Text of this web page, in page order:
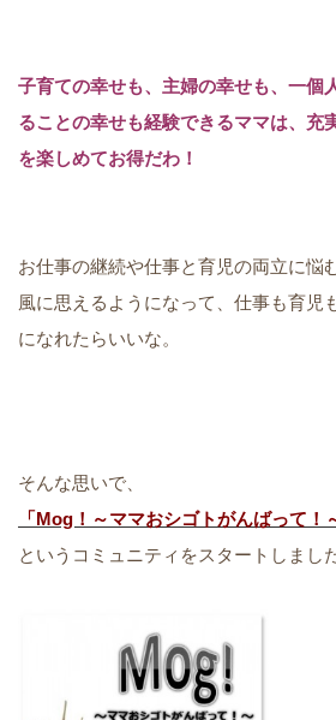
子育ての幸せも、主婦の幸せも、一個
ることの幸せも経験できるママは、充
を楽しめてお得だわ！
お仕事の継続や仕事と育児の両立に悩
風に思えるようになって、仕事も育児
になれたらいいな。
そんな思いで、
「Mog！～ママおシゴトがんばって！
というコミュニティをスタートしました